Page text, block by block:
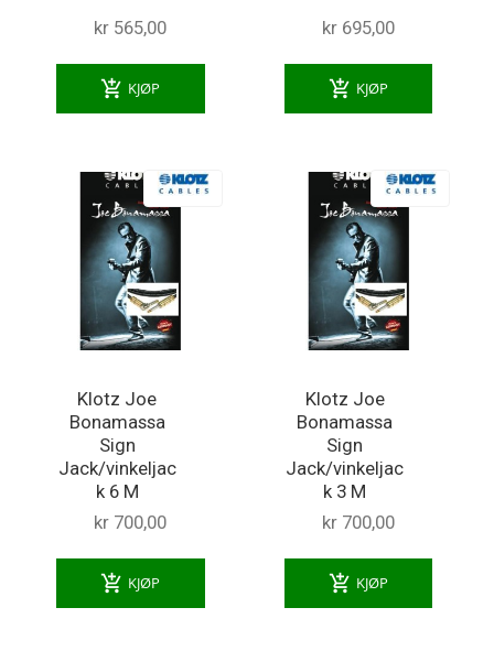
kr 565,00
add_shopping_cart KJØP
kr 695,00
add_shopping_cart KJØP
Klotz Joe
Bonamassa
Sign
Jack/vinkeljac
k 6 M
kr 700,00
add_shopping_cart KJØP
Klotz Joe
Bonamassa
Sign
Jack/vinkeljac
k 3 M
kr 700,00
add_shopping_cart KJØP